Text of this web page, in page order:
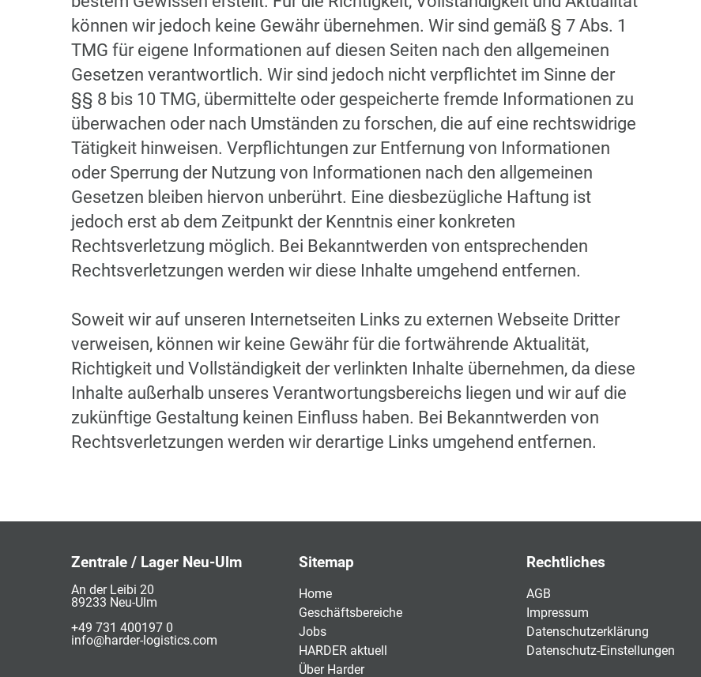
können wir jedoch keine Gewähr übernehmen. Wir sind gemäß § 7 Abs. 1
TMG für eigene Informationen auf diesen Seiten nach den allgemeinen
Gesetzen verantwortlich. Wir sind jedoch nicht verpflichtet im Sinne der
§§ 8 bis 10 TMG, übermittelte oder gespeicherte fremde Informationen zu
überwachen oder nach Umständen zu forschen, die auf eine rechtswidrige
Tätigkeit hinweisen. Verpflichtungen zur Entfernung von Informationen
oder Sperrung der Nutzung von Informationen nach den allgemeinen
Gesetzen bleiben hiervon unberührt. Eine diesbezügliche Haftung ist
jedoch erst ab dem Zeitpunkt der Kenntnis einer konkreten
Rechtsverletzung möglich. Bei Bekanntwerden von entsprechenden
Rechtsverletzungen werden wir diese Inhalte umgehend entfernen.
Soweit wir auf unseren Internetseiten Links zu externen Webseite Dritter
verweisen, können wir keine Gewähr für die fortwährende Aktualität,
Richtigkeit und Vollständigkeit der verlinkten Inhalte übernehmen, da diese
Inhalte außerhalb unseres Verantwortungsbereichs liegen und wir auf die
zukünftige Gestaltung keinen Einfluss haben. Bei Bekanntwerden von
Rechtsverletzungen werden wir derartige Links umgehend entfernen.
Zentrale / Lager Neu-Ulm
An der Leibi 20
89233 Neu-Ulm
+49 731 400197 0
info@harder-logistics.com
Sitemap
Home
Geschäftsbereiche
Jobs
HARDER aktuell
Über Harder
Rechtliches
AGB
Impressum
Datenschutzerklärung
Datenschutz-Einstellungen